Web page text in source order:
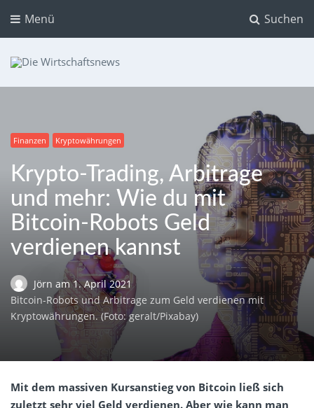
Suchen
Menü
Finanzen Kryptowährungen
Krypto-Trading, Arbitrage
und mehr: Wie du mit
Bitcoin-Robots Geld
verdienen kannst
Jörn am 1. April 2021
Bitcoin-Robots und Arbitrage zum Geld verdienen mit
Kryptowährungen. (Foto: geralt/Pixabay)
Mit dem massiven Kursanstieg von Bitcoin ließ sich
zuletzt sehr viel Geld verdienen. Aber wie kann man